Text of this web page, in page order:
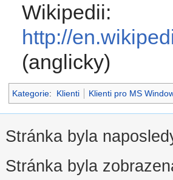
Wikipedii:
http://
(anglicky)
Kategorie: Klienti Klienti pro MS
Stránka byla
Stránka byla